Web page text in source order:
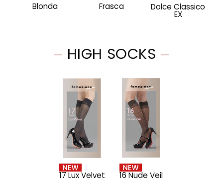
Blonda Frasca Dolce Classico
EX
HIGH SOCKS
17 Lux Velvet 16 Nude Veil